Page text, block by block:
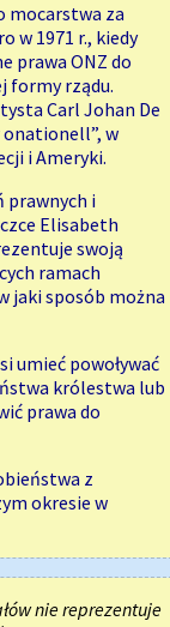
mocarstwa za
w 1971 r., kiedy
prawa ONZ do
formy rządu.
Carl Johan De
onationell”, w
i Ameryki.
prawnych i
Elisabeth
swoją
ramach
jaki sposób można
umieć powoływać
królestwa lub
prawa do
z
okresie w
nie reprezentuje